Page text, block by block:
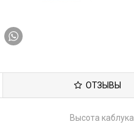
ОТЗЫВЫ
Высота каблука